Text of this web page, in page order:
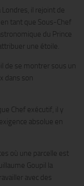
il rejoint de
tant que Sous-Chef
du Prince
une étoile.
de se montrer sous un
dans son
Chef exécutif, il y
absolue en
où une parcelle est
Goupil la
avec des